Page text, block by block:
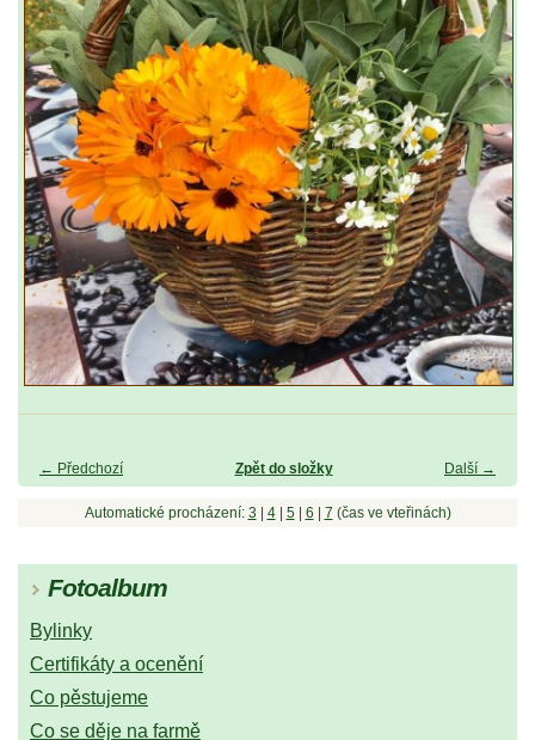
← Předchozí Další →
Zpět do složky
Automatické procházení: 3 4| 5| 6 7 (čas ve vteřinách)
Fotoalbum
Bylinky
Certifikáty a ocenění
Co pěstujeme
Co se děje na farmě